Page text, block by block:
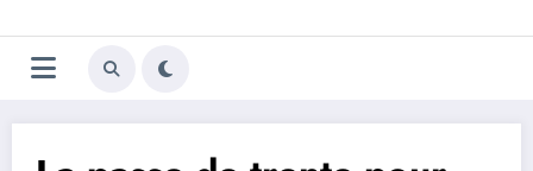
au
contenu
Trivela
L'actualité du football